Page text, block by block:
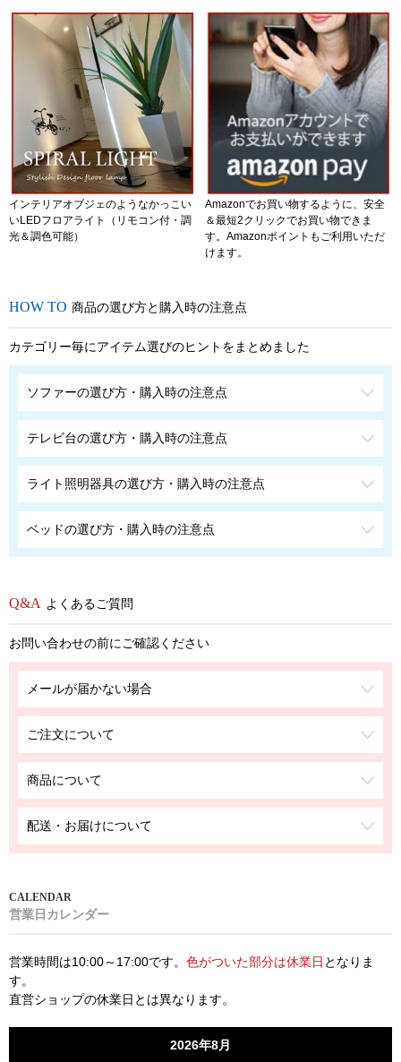
インテリアオブジェのようなかっこい
いLEDフロアライト（リモコン付・調
光＆調色可能）
Amazonでお買い物するように、安全
＆最短2クリックでお買い物できま
す。Amazonポイントもご利用いただ
けます。
商品の選び方と購入時の注意点
カテゴリー毎にアイテム選びのヒントをまとめました
ソファーの選び方・購入時の注意点
テレビ台の選び方・購入時の注意点
ライト照明器具の選び方・購入時の注意点
ベッドの選び方・購入時の注意点
よくあるご質問
お問い合わせの前にご確認ください
メールが届かない場合
ご注文について
商品について
配送・お届けについて
営業日カレンダー
営業時間は10:00～17:00です。 色がついた部分は休業日 となりま
す。
直営ショップの休業日とは異なります。
2026年8月